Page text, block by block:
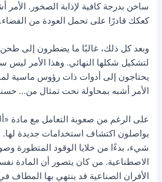
ساخن بدرجة كافية لإذابة الصخور. الأمر
كعكك قادرًا على تحمل العودة من الفضاء.
لتشكيل شكلها النهائي. وهذا الأمر ليس
يحتاجون إلى أدوات ذات رؤوس ماسية
الأمر أشبه بمحاولة نحت تمثال من...
يواصلون اكتشاف استخدامات جديدة
شيء، بدءًا من خلايا الوقود المتطورة
الاصطناعية. من كان يتصور أن المادة
الأفران الصناعية قد ينتهي بها المطاف